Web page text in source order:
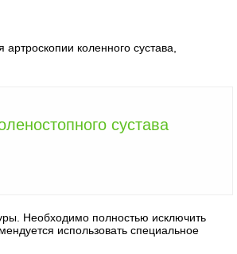
коленного сустава,
сустава
Необходимо полностью исключить
использовать специальное